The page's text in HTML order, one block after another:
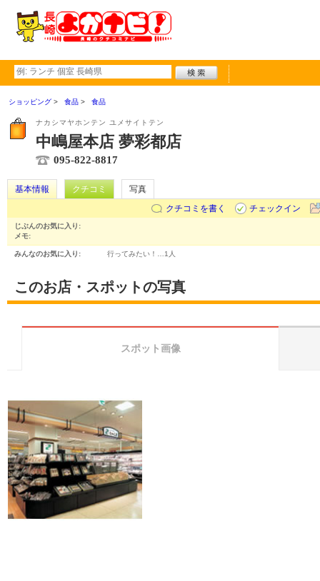
ショッピング 食品 食品
ナカシマヤホンテン ユメサイトテン
中嶋屋本店 夢彩都店
095-822-8817
基本情報 クチコミ
写真
クチコミを書く
チェックイン
じぶんのお気に入り:
メモ:
みんなのお気に入り: 行ってみたい！… 1人
このお店・スポットの写真
スポット画像